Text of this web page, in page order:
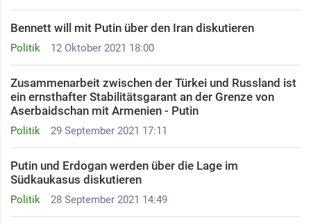
Politik 12 Oktober 2021 18:00
Bennett will mit Putin über den Iran diskutieren
Politik 29 September 2021 17:11
Zusammenarbeit zwischen der Türkei und Russland ist
ein ernsthafter Stabilitätsgarant an der Grenze von
Aserbaidschan mit Armenien - Putin
Politik 28 September 2021 14:49
Putin und Erdogan werden über die Lage im
Südkaukasus diskutieren